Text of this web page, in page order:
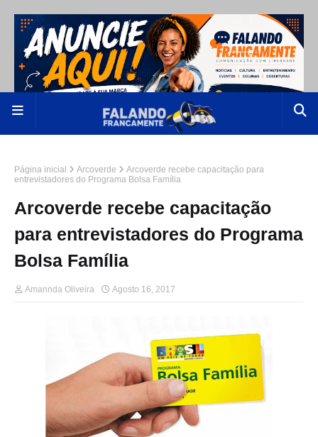
Página inicial Arcoverde
Arcoverde recebe capacitação para
entrevistadores do Programa Bolsa Família
Arcoverde recebe capacitação
para entrevistadores do Programa
Bolsa Família
Amannda Oliveira Agosto 16, 2017